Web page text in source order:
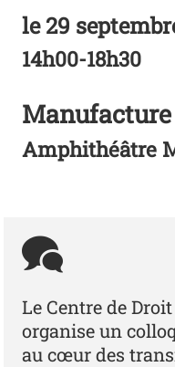
le29
14h00-18h30
Manufacture
Amphithéâtre
Le Centre de
organise un
au cœur des